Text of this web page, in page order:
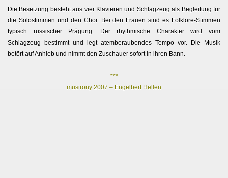
Die Besetzung besteht aus vier Klavieren und Schlagzeug als Begleitung für
die Solostimmen und den Chor. Bei den Frauen sind es Folklore-Stimmen
typisch russischer Prägung. Der rhythmische Charakter wird vom
Schlagzeug bestimmt und legt atemberaubendes Tempo vor. Die Musik
betört auf Anhieb und nimmt den Zuschauer sofort in ihren Bann.
***
musirony 2007 – Engelbert Hellen